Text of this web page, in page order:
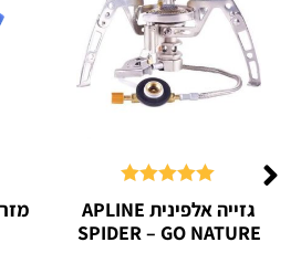
גזייה אלפינית APLINE
SPIDER – GO NATURE
דורג
מתוך 5